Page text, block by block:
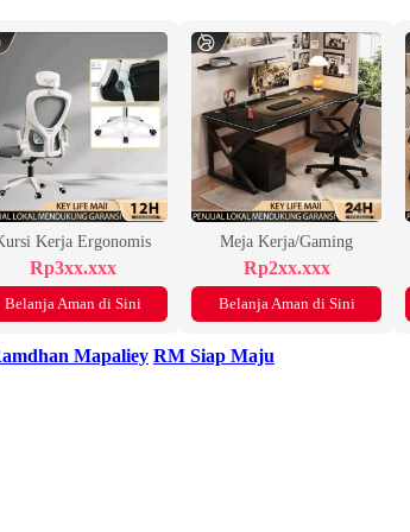
Kerja Ergonomis
Rp3xx.xxx
Belanja Aman di Sini
Meja Kerja/Gaming
Rp2xx.xxx
Belanja Aman di Sini
Mapaliey RM Siap Maju